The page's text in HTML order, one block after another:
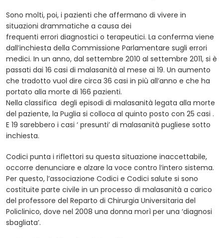
Sono molti, poi, i pazienti che affermano di vivere in
situazioni drammatiche a causa dei
frequenti errori diagnostici o terapeutici. La conferma viene
dall’inchiesta della Commissione Parlamentare sugli errori
medici. In un anno, dal settembre 2010 al settembre 2011, si è
passati dai 16 casi di malasanità al mese ai 19. Un aumento
che tradotto vuol dire circa 36 casi in più all’anno e che ha
portato alla morte di 166 pazienti.
Nella classifica degli episodi di malasanità legata alla morte
del paziente, la Puglia si colloca al quinto posto con 25 casi .
E 19 sarebbero i casi ‘ presunti’ di malasanità pugliese sotto
inchiesta.
Codici punta i riflettori su questa situazione inaccettabile,
occorre denunciare e alzare la voce contro l’intero sistema.
Per questo, l’associazione Codici e Codici salute si sono
costituite parte civile in un processo di malasanità a carico
del professore del Reparto di Chirurgia Universitaria del
Policlinico, dove nel 2008 una donna morì per una ‘diagnosi
sbagliata’.